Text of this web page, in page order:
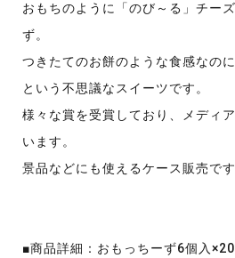
おもちのように「のび～る」チー
ず。
つきたてのお餅のような食感なの
という不思議なスイーツです。
様々な賞を受賞しており、メディ
います。
景品などにも使えるケース販売です
■商品詳細：おもっちーず6個入×20